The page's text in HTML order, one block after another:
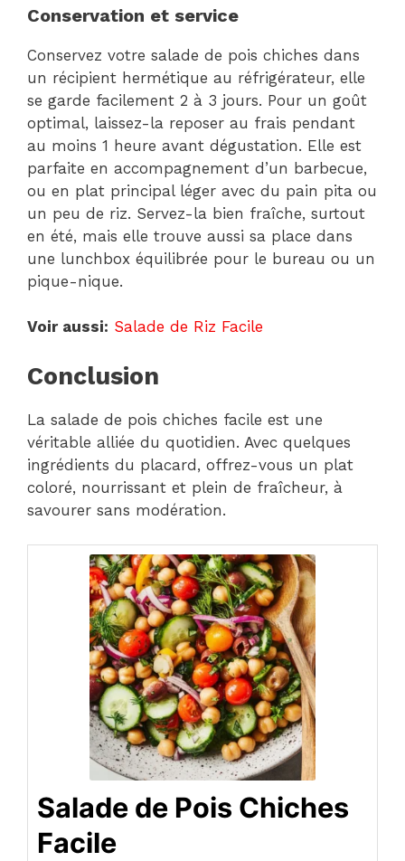
Conservation et service
Conservez votre salade de pois chiches dans
un récipient hermétique au réfrigérateur, elle
se garde facilement 2 à 3 jours. Pour un goût
optimal, laissez-la reposer au frais pendant
au moins 1 heure avant dégustation. Elle est
parfaite en accompagnement d’un barbecue,
ou en plat principal léger avec du pain pita ou
un peu de riz. Servez-la bien fraîche, surtout
en été, mais elle trouve aussi sa place dans
une lunchbox équilibrée pour le bureau ou un
pique-nique.
Voir aussi: Salade de Riz Facile
Conclusion
La salade de pois chiches facile est une
véritable alliée du quotidien. Avec quelques
ingrédients du placard, offrez-vous un plat
coloré, nourrissant et plein de fraîcheur, à
savourer sans modération.
Salade de Pois Chiches
Facile